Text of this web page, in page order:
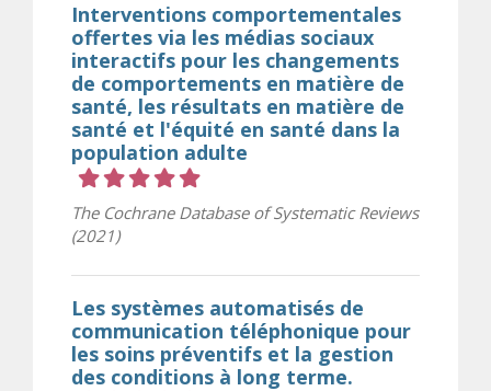
Interventions comportementales
offertes via les médias sociaux
interactifs pour les changements
de comportements en matière de
santé, les résultats en matière de
santé et l'équité en santé dans la
population adulte
The Cochrane Database of Systematic Reviews
(2021)
Les systèmes automatisés de
communication téléphonique pour
les soins préventifs et la gestion
des conditions à long terme.